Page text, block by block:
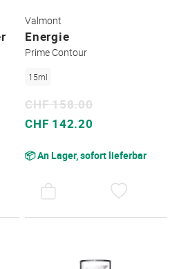
WUNSCHZETTEL
Valmont
Energie
Prime Contour
15ml
Sonderpreis
CHF 142.20
CHF 158.00
📦 An Lager, sofort lieferbar